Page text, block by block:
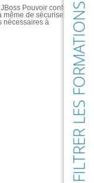
FILTRER LES FORMATIONS
Pouvoir configurer
même de sécuriser des
nécessaires à